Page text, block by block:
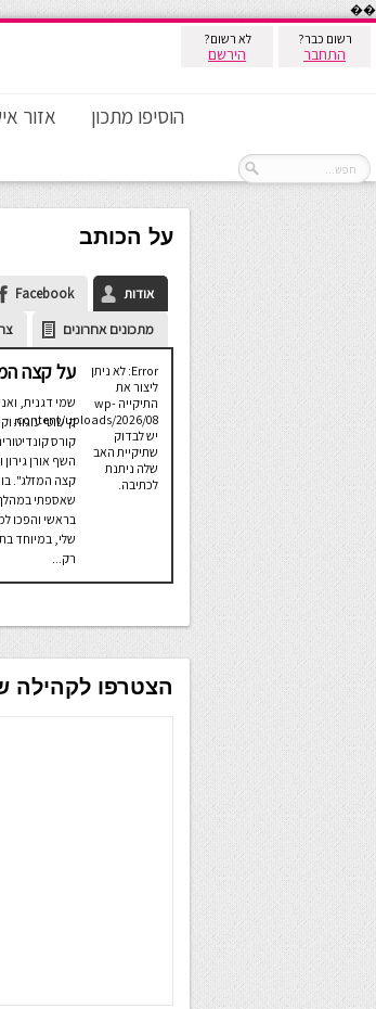
��
רשום כבר?
התחבר
לא רשום?
הירשם
הוסיפו מתכון אזור
על הכותב
אודות
Facebook
מתכונים אחרונים
Error: לא ניתן
ליצור את
התיקייה wp-
content/uploads/2026/08.
יש לבדוק
שתיקיית האב
שלה ניתנת
לכתיבה.
על קצה
שמי דגנית,
קישוטי עוגות
קורס
השף אורן
קצה המזלג".
שאספתי
בראשי והפכו
שלי, במיוחד
רק...
הצטרפו לקהילה